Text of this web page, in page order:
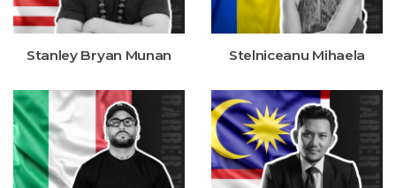
Stanley Bryan Munan Stelniceanu Mihaela